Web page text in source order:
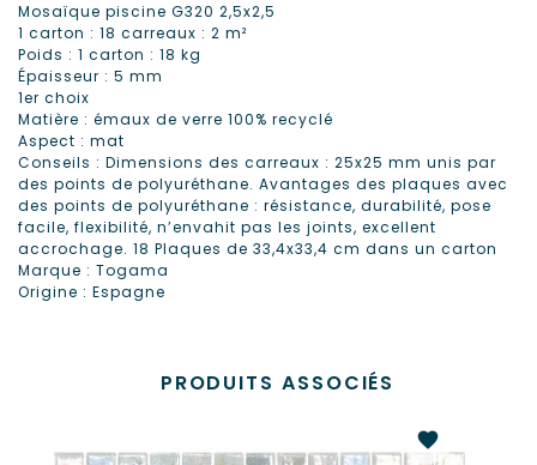
Mosaïque piscine G320 2,5x2,5
1 carton : 18 carreaux : 2 m²
Poids : 1 carton : 18 kg
Épaisseur : 5 mm
1er choix
Matière : émaux de verre 100% recyclé
Aspect : mat
Conseils : Dimensions des carreaux : 25x25 mm unis par
des points de polyuréthane. Avantages des plaques avec
des points de polyuréthane : résistance, durabilité, pose
facile, flexibilité, n’envahit pas les joints, excellent
accrochage. 18 Plaques de 33,4x33,4 cm dans un carton
Marque : Togama
Origine : Espagne
PRODUITS ASSOCIÉS
favorite